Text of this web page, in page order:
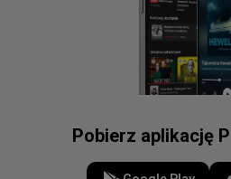
Pobierz aplikację